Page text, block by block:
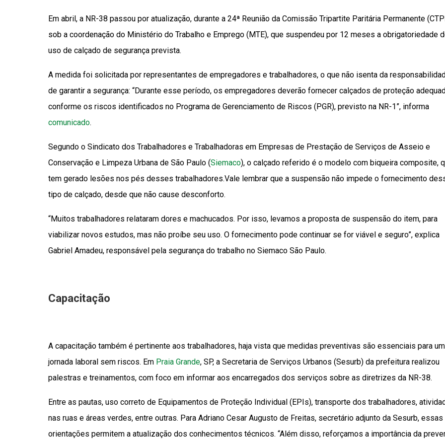
Em abril, a NR-38 passou por atualização, durante a 24ª Reunião da Comissão Tripartite Paritária Permanente
sob a coordenação do Ministério do Trabalho e Emprego (MTE), que suspendeu por 12 meses a obrigatoriedade
uso de calçado de segurança prevista.
A medida foi solicitada por representantes de empregadores e trabalhadores, o que não isenta da
de garantir a segurança: “Durante esse período, os empregadores deverão fornecer calçados de proteção
conforme os riscos identificados no Programa de Gerenciamento de Riscos (PGR), previsto na NR-1”, informa
comunicado.
Segundo o Sindicato dos Trabalhadores e Trabalhadoras em Empresas de Prestação de Serviços de Asseio e
Conservação e Limpeza Urbana de São Paulo (Siemaco), o calçado referido é o modelo com biqueira composite,
tem gerado lesões nos pés desses trabalhadores.Vale lembrar que a suspensão não impede o fornecimento
tipo de calçado, desde que não cause desconforto.
“Muitos trabalhadores relataram dores e machucados. Por isso, levamos a proposta de suspensão do item, para
viabilizar novos estudos, mas não proíbe seu uso. O fornecimento pode continuar se for viável e seguro”, explica
Gabriel Amadeu, responsável pela segurança do trabalho no Siemaco São Paulo.
Capacitação
A capacitação também é pertinente aos trabalhadores, haja vista que medidas preventivas são essenciais para
jornada laboral sem riscos. Em Praia Grande, SP, a Secretaria de Serviços Urbanos (Sesurb) da prefeitura realizou
palestras e treinamentos, com foco em informar aos encarregados dos serviços sobre as diretrizes da NR-38.
Entre as pautas, uso correto de Equipamentos de Proteção Individual (EPIs), transporte dos trabalhadores,
nas ruas e áreas verdes, entre outras. Para Adriano Cesar Augusto de Freitas, secretário adjunto da Sesurb, essas
orientações permitem a atualização dos conhecimentos técnicos. “Além disso, reforçamos a importância da